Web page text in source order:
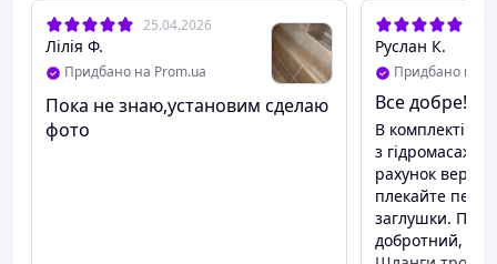
25.04.2026
Лілія Ф.
Придбано на Prom.ua
Пока не знаю,установим сделаю
фото
Руслан К.
Придбано на
Все добре!
В комплекті
з
рахунок
плекайте
заглушки.
добротний,